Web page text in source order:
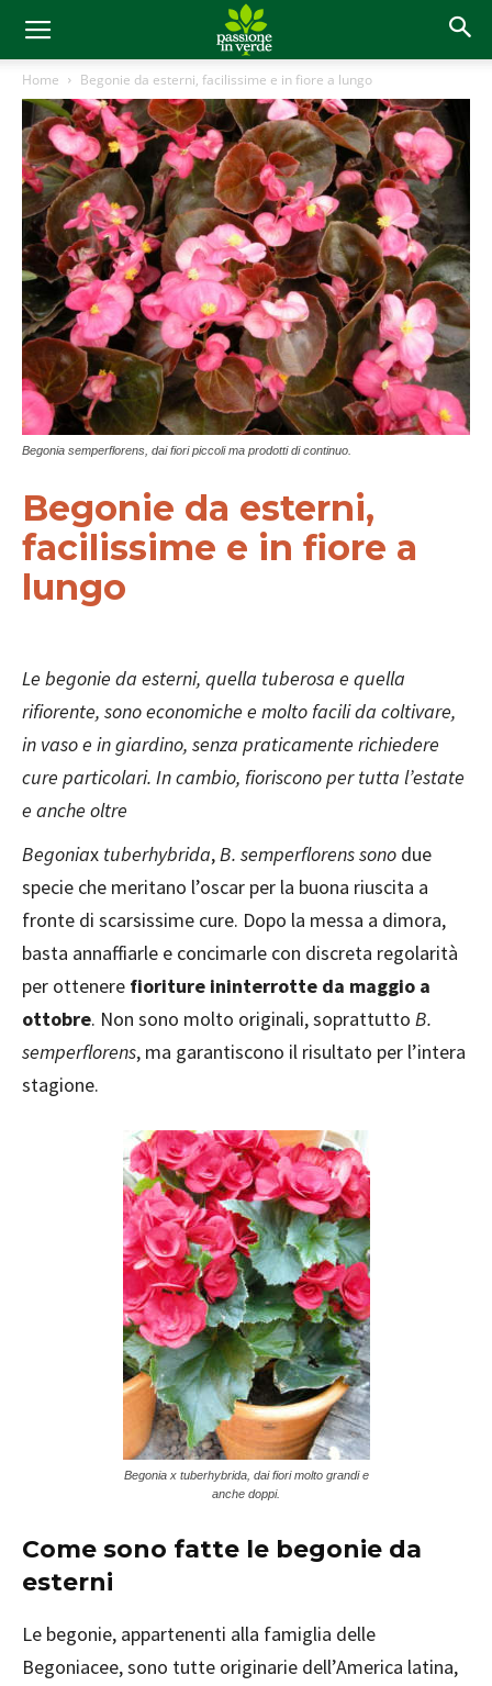
Home Begonie da esterni, facilissime e in fiore a lungo
Begonia semperflorens, dai fiori piccoli ma prodotti di continuo.
Begonie da esterni,
facilissime e in fiore a
lungo
Le begonie da esterni, quella tuberosa e quella
rifiorente, sono economiche e molto facili da coltivare,
in vaso e in giardino, senza praticamente richiedere
cure particolari. In cambio, fioriscono per tutta l’estate
e anche oltre
Begoniax tuberhybrida,B. semperflorens sono due
specie che meritano l’oscar per la buona riuscita a
fronte di scarsissime cure. Dopo la messa a dimora,
basta annaffiarle e concimarle con discreta regolarità
per ottenere fioriture ininterrotte da maggio a
ottobre. Non sono molto originali, soprattutto B.
semperflorens, ma garantiscono il risultato per l’intera
stagione.
Begonia x tuberhybrida, dai fiori molto grandi e
anche doppi.
Come sono fatte le begonie da
esterni
Le begonie, appartenenti alla famiglia delle
Begoniacee, sono tutte originarie dell’America latina,